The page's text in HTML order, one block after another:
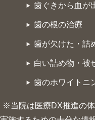
歯ぐきから血が
歯の根の治療
歯が欠けた・詰
白い詰め物・被
歯のホワイトニ
※当院は医療DX推進の